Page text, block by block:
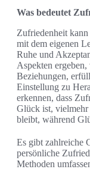
Was bedeutet
Zufriedenheit
mit dem eigenen
Ruhe und
Aspekten
Beziehungen,
Einstellung zu
erkennen, dass
Glück ist, vielmehr
bleibt, während
Es gibt zahlreiche
persönliche
Methoden